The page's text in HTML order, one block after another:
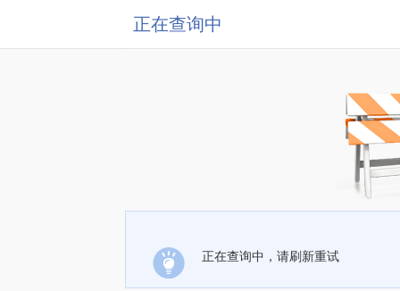
正在查询中
正在查询中，请刷新重试